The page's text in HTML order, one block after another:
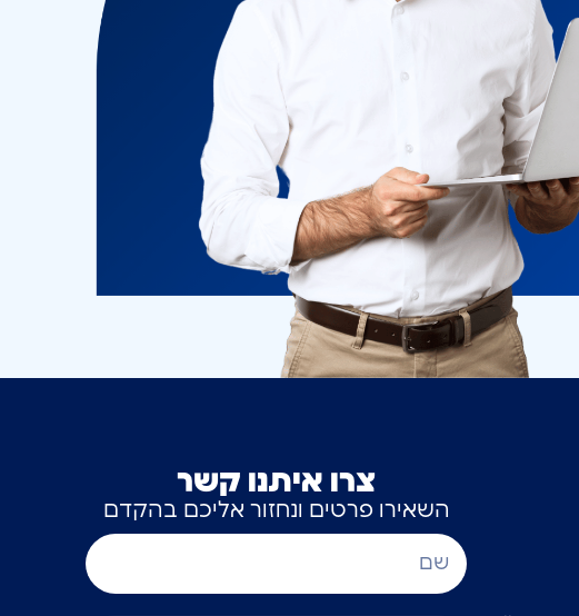
צרו איתנו קשר
השאירו פרטים ונחזור אליכם בהקדם